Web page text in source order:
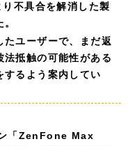
不具合を解消した製
ユーザーで、まだ返
抵触の可能性がある
するよう案内してい
「ZenFone Max